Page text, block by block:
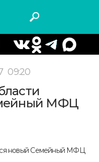
09:20
МФЦ